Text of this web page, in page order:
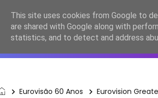
ESC2027 JESC2026
Eurovisão 60 Anos Eurovision
This site uses cookies from Google to
are shared with Google along with
statistics, and to detect and address